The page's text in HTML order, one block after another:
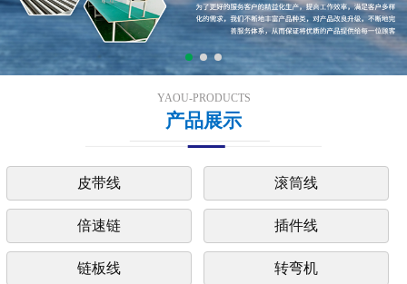
YAOU-PRODUCTS
产品展示
皮带线 滚筒线
倍速链 插件线
链板线 转弯机